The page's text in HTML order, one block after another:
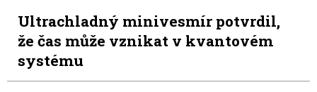
Ultrachladný minivesmír potvrdil,
že čas může vznikat v kvantovém
systému